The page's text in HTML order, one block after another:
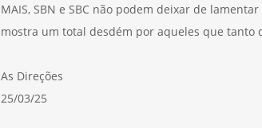
MAIS, SBN e SBC não podem deixar de
mostra um total desdém por aqueles que tanto
As Direções
25/03/25